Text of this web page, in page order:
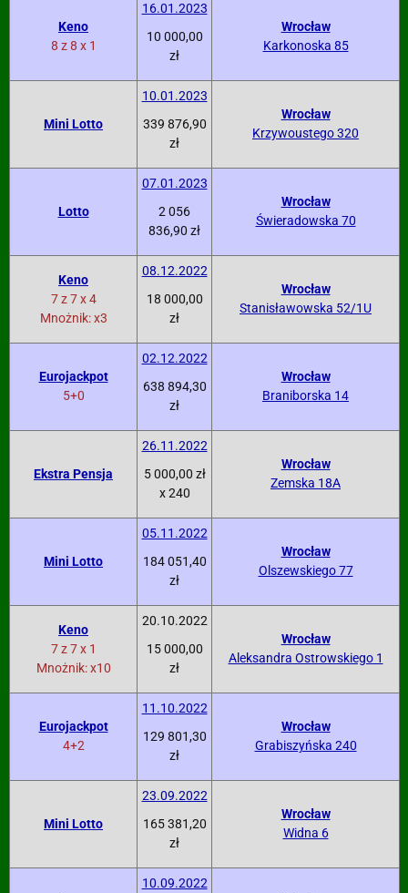
Keno
8 z 8 x 1
16.01.2023
10 000,00
zł
Wrocław
Karkonoska 85
Mini Lotto
10.01.2023
339 876,90
zł
Wrocław
Krzywoustego 320
Lotto
07.01.2023
2 056
836,90 zł
Wrocław
Świeradowska 70
Keno
7 z 7 x 4
Mnożnik: x3
08.12.2022
18 000,00
zł
Wrocław
Stanisławowska 52/1U
Eurojackpot
5+0
02.12.2022
638 894,30
zł
Wrocław
Braniborska 14
Ekstra Pensja
26.11.2022
5 000,00 zł
x 240
Wrocław
Zemska 18A
Mini Lotto
05.11.2022
184 051,40
zł
Wrocław
Olszewskiego 77
Keno
7 z 7 x 1
Mnożnik: x10
20.10.2022
15 000,00
zł
Wrocław
Aleksandra Ostrowskiego 1
Eurojackpot
4+2
11.10.2022
129 801,30
zł
Wrocław
Grabiszyńska 240
Mini Lotto
23.09.2022
165 381,20
zł
Wrocław
Widna 6
10.09.2022